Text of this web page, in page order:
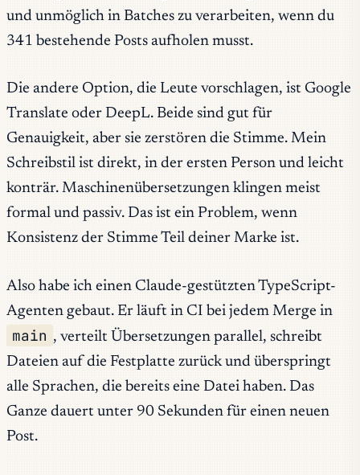
und unmöglich in Batches zu verarbeiten, wenn du
341 bestehende Posts aufholen musst.
Die andere Option, die Leute vorschlagen, ist Google
Translate oder DeepL. Beide sind gut für
Genauigkeit, aber sie zerstören die Stimme. Mein
Schreibstil ist direkt, in der ersten Person und leicht
konträr. Maschinenübersetzungen klingen meist
formal und passiv. Das ist ein Problem, wenn
Konsistenz der Stimme Teil deiner Marke ist.
Also habe ich einen Claude-gestützten TypeScript-
Agenten gebaut. Er läuft in CI bei jedem Merge in
main , verteilt Übersetzungen parallel, schreibt
Dateien auf die Festplatte zurück und überspringt
alle Sprachen, die bereits eine Datei haben. Das
Ganze dauert unter 90 Sekunden für einen neuen
Post.